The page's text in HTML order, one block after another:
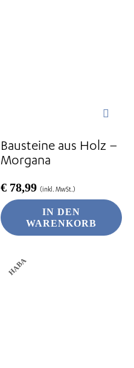
Bausteine aus Holz –
Morgana
€78,99 (inkl. MwSt.)
IN DEN
WARENKORB
HABA